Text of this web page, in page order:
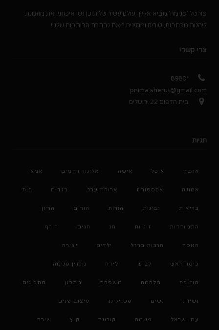
פורטל 'פנימה' מביא אלייך עולם עשיר של תוכן נשי איכותי. את מוזמנת
ליהנות מכתבות, טורים ומגזינים מאת נבחרת הכותבות שלנו!
צרי קשר!
*8980
pnima.sherut@gmail.com
בית הדפוס 22 ירושלים
תגיות
אהבה אוכל אישה אלינור רחמים אמא
אמונה אקססוריז ארוחת ערב בגדים בית
בריאות גבינות הורות הורים הריון
התמודדות זוגיות חג חגים חורף
חנוכה חרבות ברזל ילדים יצירה
כיסוי ראש לבוש לידה מגזין פנימה
מוזיקה מלחמה משפחה מתכון מתכונים
נשיות נשים סטיילינג עיצוב פנים
עם ישראל פנימה קורונה קיץ שירה